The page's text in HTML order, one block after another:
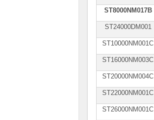
ST8000NM017B
ST24000DM001
ST10000NM001C
ST16000NM003C
ST20000NM004C
ST22000NM001C
ST26000NM001C